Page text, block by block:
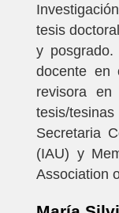
tesis
y
docente en
revisora en
tesis/
Secretaria
(IAU) y
Association